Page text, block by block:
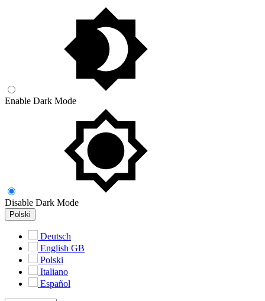
Enable Dark Mode
Disable Dark Mode
Polski
Deutsch
English GB
Polski
Italiano
Español